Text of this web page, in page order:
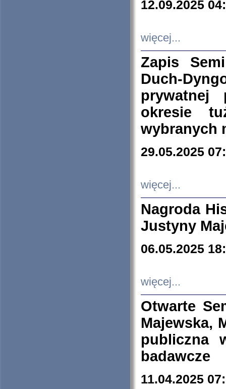
12.09.2025
więcej...
Zapis
Duch-
prywatnej
okresie
wybranych
29.05.2025
więcej...
Nagroda
Justyny
06.05.2025
więcej...
Otwarte
Majewska,
publiczna
badawcze
11.04.2025